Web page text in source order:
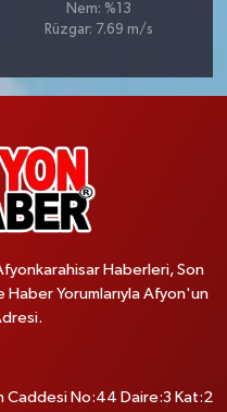
Nem: %13
Rüzgar: 7.69 m/s
Haberleri, Son
Haber Yorumlarıyla Afyon'un
Caddesi No:44 Daire:3 Kat:2